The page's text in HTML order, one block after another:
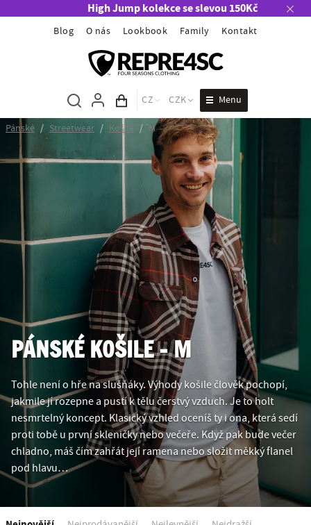
High Jump kolekce se slevou 150Kč
Blog O nás Lookbook Family Kontakt
Obsah košíku
CZ CZK Menu
Pánské / Streetwear / Košile / M
PÁNSKÉ KOŠILE - M
Tohle není o hře na slušňáky. Výhody košile člověk pochopí,
jakmile jí rozepne a pustí k tělu čerstvý vzduch. Je to holt
nesmrtelný koncept. Klasický vzhled oceníš ty i ona, která sedí
proti tobě u první skleničky nebo večeře. Když pak bude večer
chladno, máš čím zahřát její ramena nebo složit měkký flanel
pod hlavu…